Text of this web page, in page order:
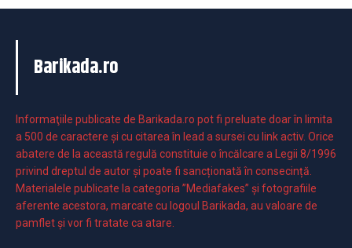
Barikada.ro
Informaţiile publicate de Barikada.ro pot fi preluate doar în limita
a 500 de caractere şi cu citarea în lead a sursei cu link activ. Orice
abatere de la această regulă constituie o încălcare a Legii 8/1996
privind dreptul de autor și poate fi sancționată în consecință.
Materialele publicate la categoria ”Mediafakes” și fotografiile
aferente acestora, marcate cu logoul Barikada, au valoare de
pamflet și vor fi tratate ca atare.